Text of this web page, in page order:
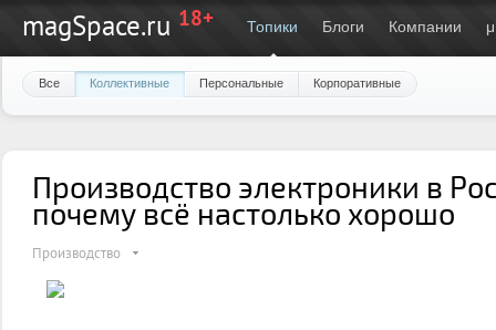
magSpace.ru 18+ Топики Блоги Компании μ
Все Коллективные Персональные Корпоративные
Производство электроники в
почему всё настолько хорошо
Производство